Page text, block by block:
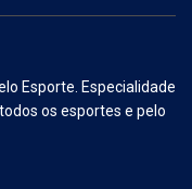
Esporte. Especialidade
os esportes e pelo